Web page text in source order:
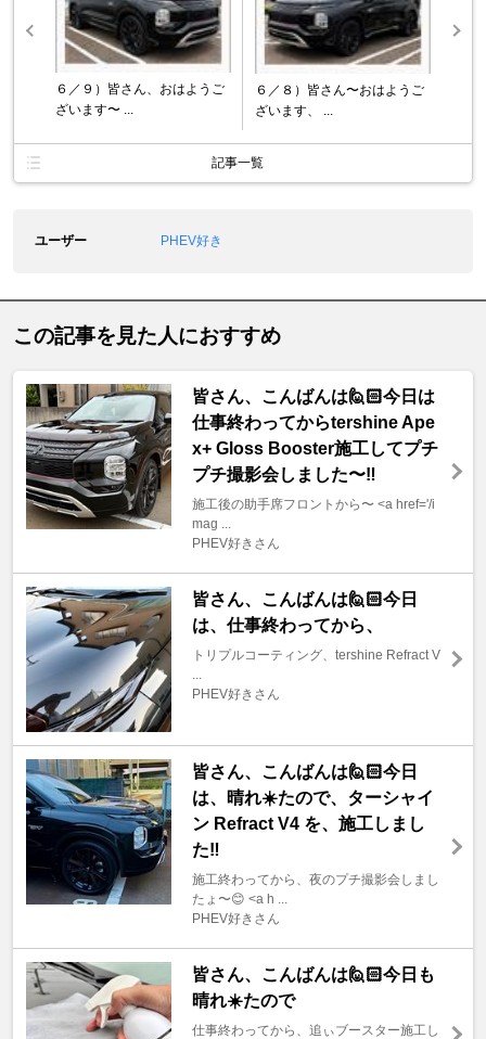
６／９）皆さん、おはようご
ざいます〜 ...
６／８）皆さん〜おはようご
ざいます、 ...
記事一覧
ユーザー PHEV好き
この記事を見た人におすすめ
皆さん、こんばんは🙋🏻今日は
仕事終わってからtershine Ape
x+ Gloss Booster施工してプチ
プチ撮影会しました〜‼️
施工後の助手席フロントから〜 <a href='/i
mag ...
PHEV好きさん
皆さん、こんばんは🙋🏻今日
は、仕事終わってから、
トリプルコーティング、tershine Refract V
PHEV好きさん
皆さん、こんばんは🙋🏻今日
は、晴れ☀️たので、ターシャイ
ン Refract V4 を、施工しまし
た‼️
施工終わってから、夜のプチ撮影会しまし
たょ〜😊 <a h ...
PHEV好きさん
皆さん、こんばんは🙋🏻今日も
晴れ☀️たので
仕事終わってから、追ぃブースター施工し